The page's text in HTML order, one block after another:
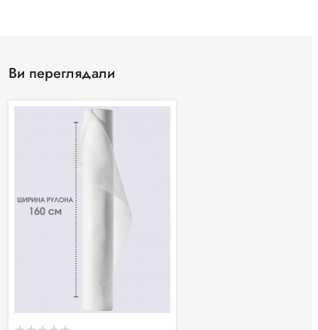
Ви переглядали